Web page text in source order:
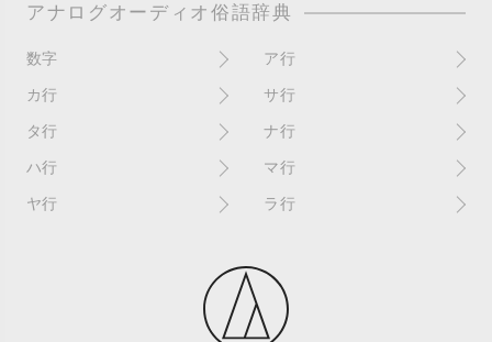
アナログオーディオ俗語辞典
数字
10インチ
4チャンネル
ア行
RPM(33,45)
赤盤
アセテート盤
EPアダプター
インシュレーター
インナースリーブ
ウォーターダメージ
カ行
書き込み
歌詞記載ジャケット
ガチャ盤
サ行
サイン
CDJ
シールド盤
シュリンク残存
白盤
針圧
タ行
ターンテーブル
ダイナフレックス
ナ行
2枚使い
ン）
ハ行
ハウリング
マ行
マスターテンポ
マトリックス番号
未開封
ミキサー
ヤ行 ラ行
リイシュー / 再発
リミックス
ループ